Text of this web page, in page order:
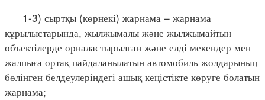
1-3) сыртқы (көрнекі) жарнама – жарнама
құрылыстарында, жылжымалы және жылжымайтын
объектілерде орналастырылған және елді мекендер мен
жалпыға ортақ пайдаланылатын автомобиль жолдарының
бөлінген белдеулеріндегі ашық кеңістікте көруге болатын
жарнама;